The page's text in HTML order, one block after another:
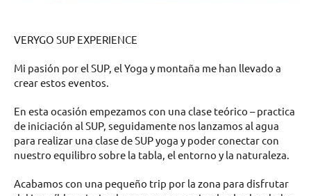
VERYGO SUP EXPERIENCE
Mi pasión por el SUP, el Yoga y montaña me han llevado a
crear estos eventos.
En esta ocasión empezamos con una clase teórico – practica
de iniciación al SUP, seguidamente nos lanzamos al agua
para realizar una clase de SUP yoga y poder conectar con
nuestro equilibro sobre la tabla, el entorno y la naturaleza.
Acabamos con una pequeño trip por la zona para disfrutar